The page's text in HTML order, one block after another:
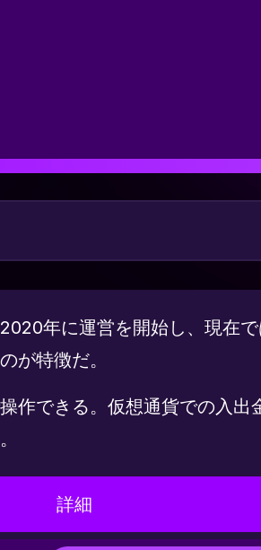
年に運営を開始し、現在
が特徴だ。
できる。仮想通貨での入
詳細